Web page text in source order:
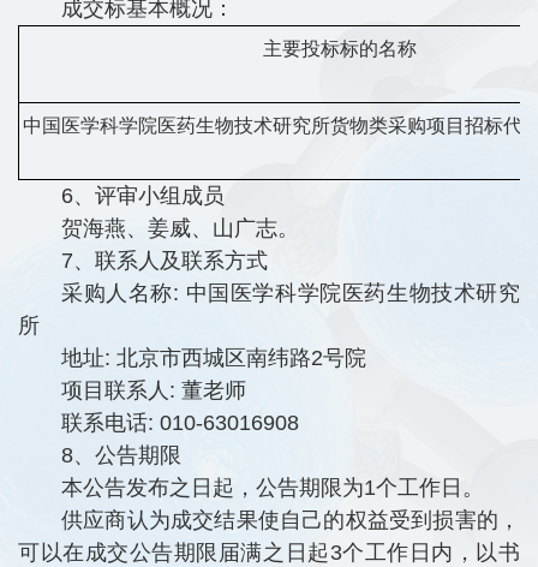
成交标基本概况：
主要投标标的名称
中国医学科学院医药生物技术研究所货物类采购项目招标代
6、评审小组成员
贺海燕、姜威、山广志。
7、联系人及联系方式
采购人名称: 中国医学科学院医药生物技术研究
所
地址: 北京市西城区南纬路2号院
项目联系人: 董老师
联系电话: 010-63016908
8、公告期限
本公告发布之日起，公告期限为1个工作日。
供应商认为成交结果使自己的权益受到损害的，
可以在成交公告期限届满之日起3个工作日内，以书